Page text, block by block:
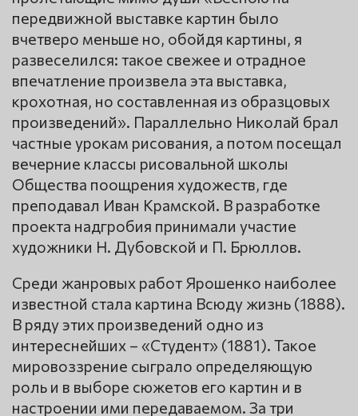
передвижной выставке картин было
вчетверо меньше но, обойдя картины, я
развеселился: такое свежее и отрадное
впечатление произвела эта выставка,
крохотная, но составленная из образцовых
произведений». Параллельно Николай брал
частные урокам рисования, а потом посещал
вечерние классы рисовальной школы
Общества поощрения художеств, где
преподавал Иван Крамской. В разработке
проекта надгробия принимали участие
художники Н. Дубовской и П. Брюллов.
Среди жанровых работ Ярошенко наиболее
известной стала картина Всюду жизнь (1888).
В ряду этих произведений одно из
интереснейших – «Студент» (1881). Такое
мировоззрение сыграло определяющую
роль и в выборе сюжетов его картин и в
настроении ими передаваемом. За три